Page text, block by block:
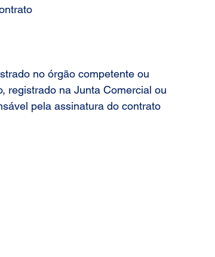
no órgão competente ou
registrado na Junta Comercial ou
pela assinatura do contrato